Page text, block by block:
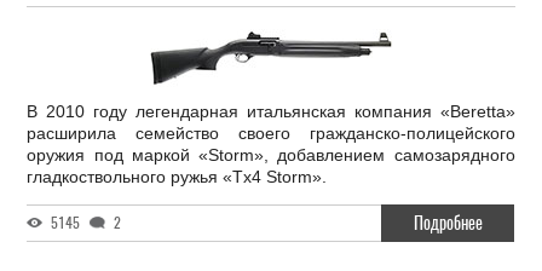
В 2010 году легендарная итальянская компания «Beretta»
расширила семейство своего гражданско-полицейского
оружия под маркой «Storm», добавлением самозарядного
гладкоствольного ружья «Tx4 Storm».
5145 2 Подробнее